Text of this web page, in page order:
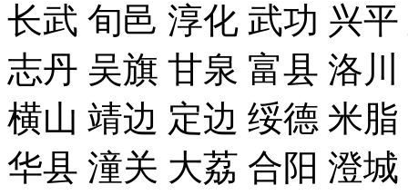
长武 旬邑 淳化 武功 兴
志丹 吴旗 甘泉 富县 洛
横山 靖边 定边 绥德 米
华县 潼关 大荔 合阳 澄